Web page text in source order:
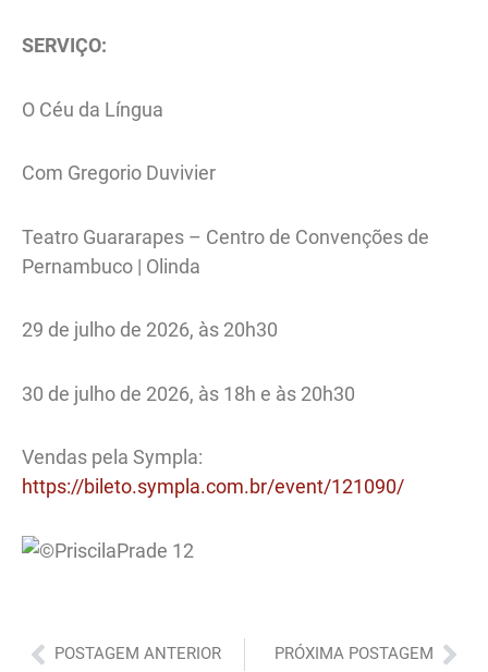
SERVIÇO:
O Céu da Língua
Com Gregorio Duvivier
Teatro Guararapes – Centro de Convenções de
Pernambuco | Olinda
29 de julho de 2026, às 20h30
30 de julho de 2026, às 18h e às 20h30
Vendas pela Sympla:
https://bileto.sympla.com.br/event/121090/
Anterior
POSTAGEM ANTERIOR PRÓXIMA POSTAGEM